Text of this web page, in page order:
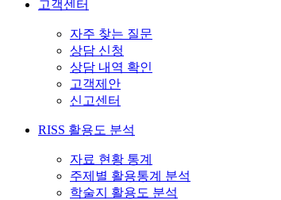
고객센터
자주 찾는 질문
상담 신청
상담 내역 확인
고객제안
신고센터
RISS 활용도 분석
자료 현황 통계
주제별 활용통계 분석
학술지 활용도 분석